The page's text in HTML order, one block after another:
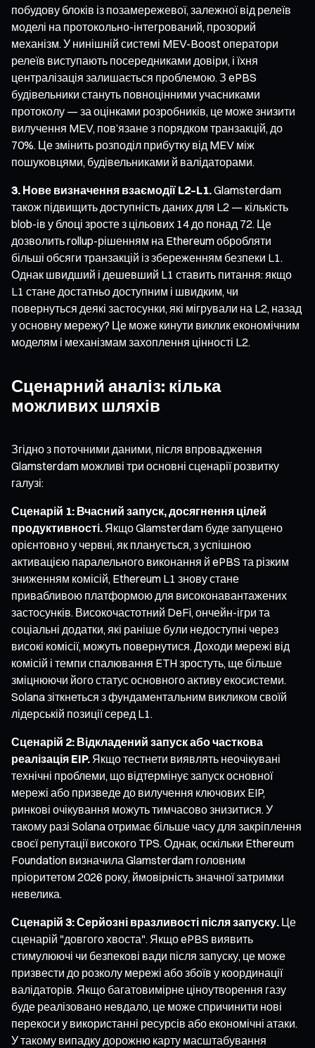
побудову блоків із позамережевої, залежної від релеїв
моделі на протокольно-інтегрований, прозорий
механізм. У нинішній системі MEV-Boost оператори
релеїв виступають посередниками довіри, і їхня
централізація залишається проблемою. З ePBS
будівельники стануть повноцінними учасниками
протоколу — за оцінками розробників, це може знизити
вилучення MEV, пов’язане з порядком транзакцій, до
70%. Це змінить розподіл прибутку від MEV між
пошуковцями, будівельниками й валідаторами.
3. Нове визначення взаємодії L2–L1.Glamsterdam
також підвищить доступність даних для L2 — кількість
blob-ів у блоці зросте з цільових 14 до понад 72. Це
дозволить rollup-рішенням на Ethereum обробляти
більші обсяги транзакцій із збереженням безпеки L1.
Однак швидший і дешевший L1 ставить питання: якщо
L1 стане достатньо доступним і швидким, чи
повернуться деякі застосунки, які мігрували на L2, назад
у основну мережу? Це може кинути виклик економічним
моделям і механізмам захоплення цінності L2.
Сценарний аналіз: кілька
можливих шляхів
Згідно з поточними даними, після впровадження
Glamsterdam можливі три основні сценарії розвитку
галузі:
Сценарій 1: Вчасний запуск, досягнення цілей
продуктивності. Якщо Glamsterdam буде запущено
орієнтовно у червні, як планується, з успішною
активацією паралельного виконання й ePBS та різким
зниженням комісій, Ethereum L1 знову стане
привабливою платформою для високонавантажених
застосунків. Високочастотний DeFi, ончейн-ігри та
соціальні додатки, які раніше були недоступні через
високі комісії, можуть повернутися. Доходи мережі від
комісій і темпи спалювання ETH зростуть, ще більше
зміцнюючи його статус основного активу екосистеми.
Solana зіткнеться з фундаментальним викликом своїй
лідерській позиції серед L1.
Сценарій 2: Відкладений запуск або часткова
реалізація EIP. Якщо тестнети виявлять неочікувані
технічні проблеми, що відтермінує запуск основної
мережі або призведе до вилучення ключових EIP,
ринкові очікування можуть тимчасово знизитися. У
такому разі Solana отримає більше часу для закріплення
своєї репутації високого TPS. Однак, оскільки Ethereum
Foundation визначила Glamsterdam головним
пріоритетом 2026 року, ймовірність значної затримки
невелика.
Сценарій 3: Серйозні вразливості після запуску. Це
сценарій "довгого хвоста". Якщо ePBS виявить
стимулюючі чи безпекові вади після запуску, це може
призвести до розколу мережі або збоїв у координації
валідаторів. Якщо багатовимірне ціноутворення газу
буде реалізовано невдало, це може спричинити нові
перекоси у використанні ресурсів або економічні атаки.
У такому випадку дорожню карту масштабування